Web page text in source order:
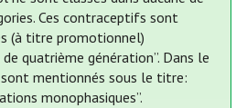
Ces contraceptifs sont
(à titre promotionnel)
quatrième génération”. Dans le
mentionnés sous le titre:
monophasiques”.